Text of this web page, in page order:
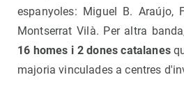
espanyoles: Miguel B. Araújo,
Montserrat Vilà. Per altra
16 homes i 2 dones catalanes
majoria vinculades a centres